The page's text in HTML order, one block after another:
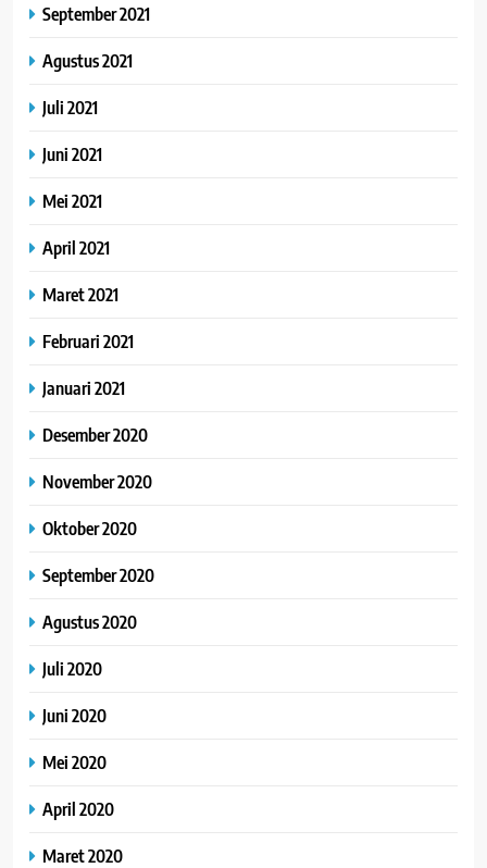
September 2021
Agustus 2021
Juli 2021
Juni 2021
Mei 2021
April 2021
Maret 2021
Februari 2021
Januari 2021
Desember 2020
November 2020
Oktober 2020
September 2020
Agustus 2020
Juli 2020
Juni 2020
Mei 2020
April 2020
Maret 2020